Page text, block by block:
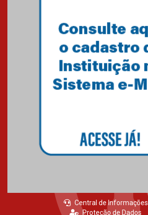
Central de Informações
Proteção de Dados